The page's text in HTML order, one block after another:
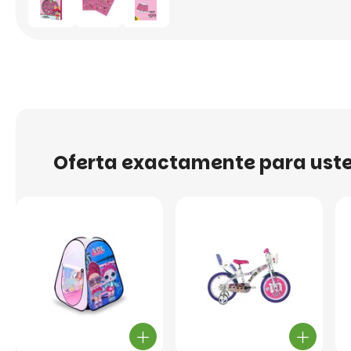
Oferta exactamente para